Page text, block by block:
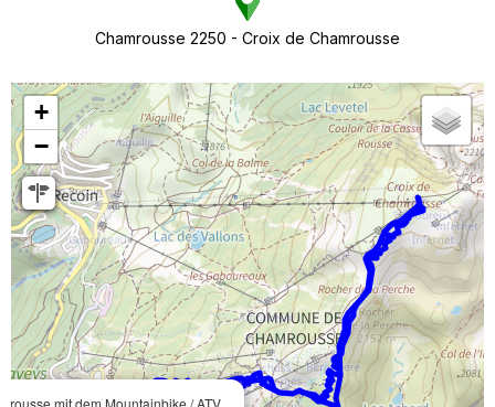
Chamrousse 2250 - Croix de Chamrousse
mit dem Mountainbike / ATV
+
−